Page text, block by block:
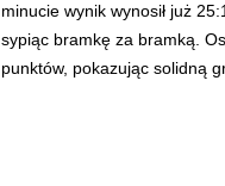
minucie wynik wynosił już
sypiąc bramkę za bramką.
punktów, pokazując solidną